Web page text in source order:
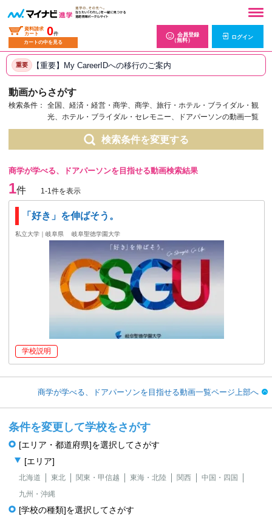
資料請求
カート
0件
カートの中を見る
会員登録
（無料）
ログイン
重要 【重要】My CareerIDへの移行のご案内
動画からさがす
検索条件：
全国、経済・経営・商学、商学、旅行・ホテル・ブライダル・観
光、ホテル・ブライダル・セレモニー、ドアパーソンの動画一覧
検索条件を変更する
商学が学べる、ドアパーソンを目指せる動画検索結果
1件 1-1件を表示
「好き」を伸ばそう。
私立大学｜岐阜県 岐阜聖徳学園大学
学校説明
商学が学べる、ドアパーソンを目指せる動画一覧ページ上部へ
条件を変更して学校をさがす
[エリア・都道府県]を選択してさがす
[エリア]
北海道 東北 関東・甲信越 東海・北陸 関西
中国・四国
九州・沖縄
[学校の種類]を選択してさがす